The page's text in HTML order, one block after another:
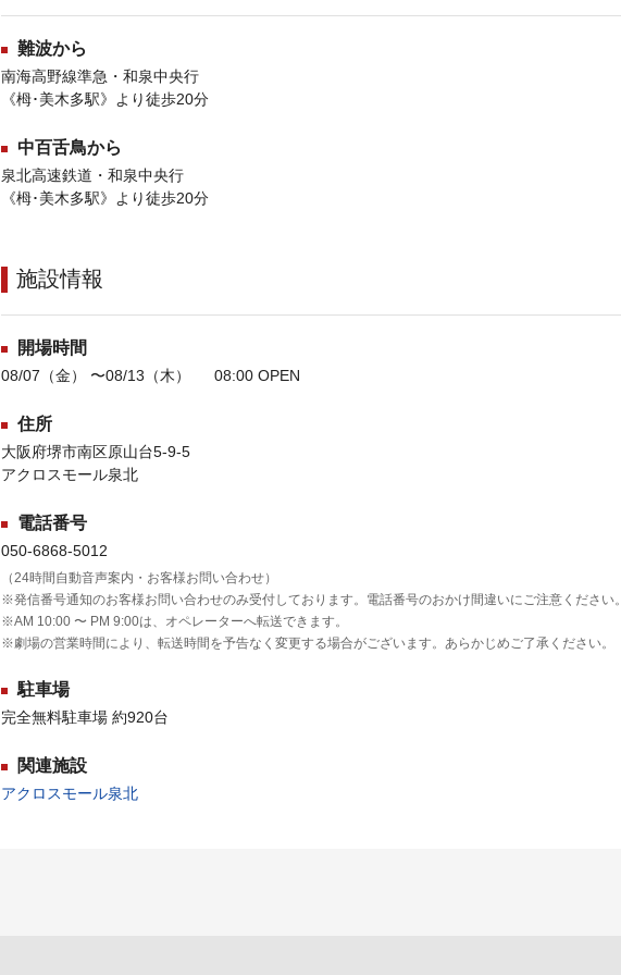
難波から
南海高野線準急・和泉中央行
《栂･美木多駅》より徒歩20分
中百舌鳥から
泉北高速鉄道・和泉中央行
《栂･美木多駅》より徒歩20分
施設情報
開場時間
08/07（金） 〜08/13（木） 08:00 OPEN
住所
大阪府堺市南区原山台5-9-5
アクロスモール泉北
電話番号
050-6868-5012
（24時間自動音声案内・お客様お問い合わせ）
※発信番号通知のお客様お問い合わせのみ受付しております。電話番号のおかけ間違いにご注意ください。
※AM 10:00 〜 PM 9:00は、オペレーターへ転送できます。
※劇場の営業時間により、転送時間を予告なく変更する場合がございます。あらかじめご了承ください。
駐車場
完全無料駐車場 約920台
関連施設
アクロスモール泉北